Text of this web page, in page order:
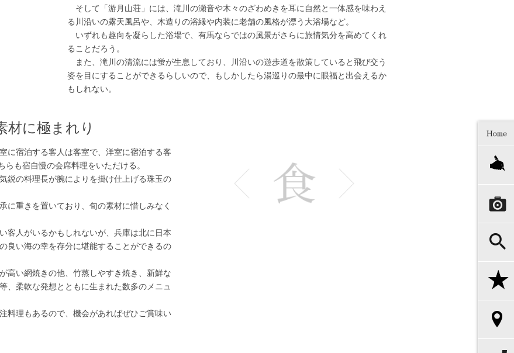
そして「游月山荘」には、滝川の瀬音や木々のざわめきを耳に自然と一体感を味わえ
る川沿いの露天風呂や、木造りの浴縁や内装に老舗の風格が漂う大浴場など。
いずれも趣向を凝らした浴場で、有馬ならではの風景がさらに旅情気分を高めてくれ
ることだろう。
また、滝川の清流には蛍が生息しており、川沿いの遊歩道を散策していると飛び交う
姿を目にすることができるらしいので、もしかしたら湯巡りの最中に眼福と出会えるか
もしれない。
材に極まれり
に宿泊する客人は客室で、洋室に宿泊する客
も宿自慢の会席料理をいただける。
鋭の料理長が腕によりを掛け仕上げる珠玉の
重きを置いており、旬の素材に惜しみなく
客人がいるかもしれないが、兵庫は北に日本
良い海の幸を存分に堪能することができるの
高い網焼きの他、竹蒸しやすき焼き、新鮮な
、柔軟な発想とともに生まれた数多のメニュ
料理もあるので、機会があればぜひご賞味い